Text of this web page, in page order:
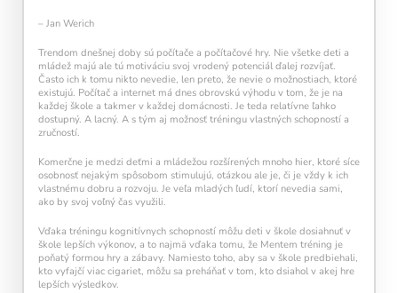
– Jan Werich
Trendom dnešnej doby sú počítače a počítačové hry. Nie všetke deti a
mládež majú ale tú motiváciu svoj vrodený potenciál ďalej rozvíjať.
Často ich k tomu nikto nevedie, len preto, že nevie o možnostiach, ktoré
existujú. Počítač a internet má dnes obrovskú výhodu v tom, že je na
každej škole a takmer v každej domácnosti. Je teda relatívne ľahko
dostupný. A lacný. A s tým aj možnosť tréningu vlastných schopností a
zručností.
Komerčne je medzi deťmi a mládežou rozšírených mnoho hier, ktoré síce
osobnosť nejakým spôsobom stimulujú, otázkou ale je, či je vždy k ich
vlastnému dobru a rozvoju. Je veľa mladých ľudí, ktorí nevedia sami,
ako by svoj voľný čas využili.
Vďaka tréningu kognitívnych schopností môžu deti v škole dosiahnuť v
škole lepších výkonov, a to najmä vďaka tomu, že Mentem tréning je
poňatý formou hry a zábavy. Namiesto toho, aby sa v škole predbiehali,
kto vyfajčí viac cigariet, môžu sa preháňať v tom, kto dsiahol v akej hre
lepších výsledkov.